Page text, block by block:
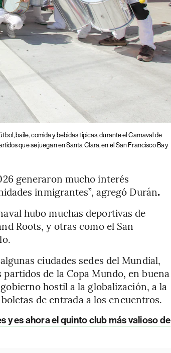
baile, comida y bebidas típicas, durante el Carnaval de
que se juegan en Santa Clara, en el San Francisco Bay
generaron mucho interés
inmigrantes”, agregó Durán.
hubo muchas deportivas de
Roots, y otras como el San
ciudades sedes del Mundial,
de la Copa Mundo, en buena
hostil a la globalización, a la
de entrada a los encuentros.
es ahora el quinto club más valioso de